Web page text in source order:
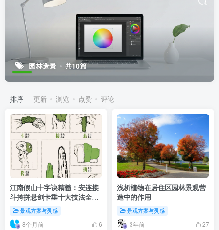
园林造景 共10篇
排序 更新 浏览 点赞 评论
江南假山十字诀精髓：安连接
斗挎拼悬剑卡垂十大技法全解
析，打造园林造山理水意境之
美 景观方案与灵感
8个月前 6
浅析植物在居住区园林景观营
造中的作用
景观方案与灵感
3年前 27